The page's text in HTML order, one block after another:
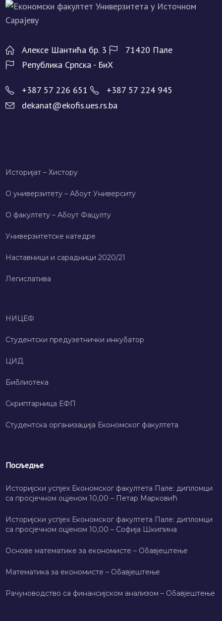
Алeксe Шантића бр. 3
71420 Палe
Рeпублика Српска - БиХ
+387 57 226 651
+387 57 224 945
dekanat@ekofis.ues.rs.ba
Историјат – Хисторy
О универзитету – Абоут Университy
О факултету – Абоут Фацултy
Универзитетске катедре
Наставници и сарадници 2020/21
Легислатива
НИЦЕФ
Студентски предузетнички инкубатор
ЦИД
Библиотека
Скриптарница ЕФП
Студентска организација Економског факултета
Посљедње
Историјски успјех Економског факултета Пале: дипломци
са просјечном оцјеном 10,00 – Петар Марковић
Историјски успјех Економског факултета Пале: дипломци
са просјечном оцјеном 10,00 – Софија Шкипина
Основе математике за економисте – Обавјештење
Математика за економисте – Обавјештење
Рачуноводство са финансијском анализом – Обавјештење